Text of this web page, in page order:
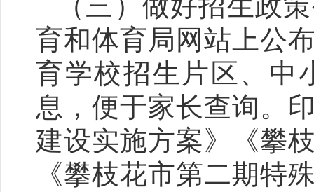
育和体育局网站上公
育学校招生片区、中
息，便于家长查询。
建设实施方案》《攀
《攀枝花市第二期特